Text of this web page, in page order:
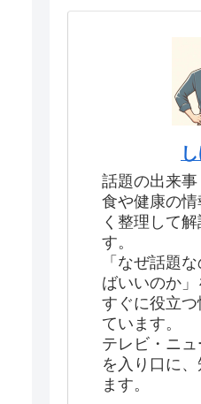
話題の出来事
食や健康の
く整理して
す。
「なぜ話題
ばいいのか」
すぐに役立
ています。
テレビ・ニ
を入り口に
ます。